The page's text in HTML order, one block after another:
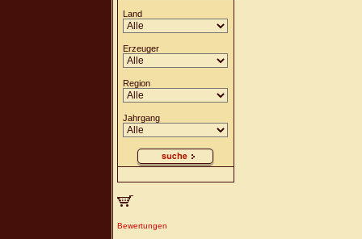
Land
Erzeuger
Region
Jahrgang
Bewertungen